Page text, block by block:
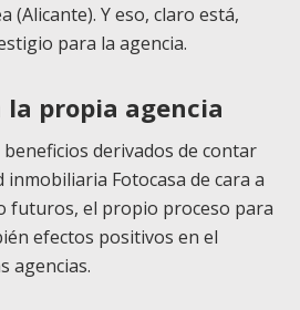
(Alicante). Y eso, claro está,
para la agencia.
propia agencia
derivados de contar
inmobiliaria Fotocasa de cara a
futuros, el propio proceso para
efectos positivos en el
agencias.